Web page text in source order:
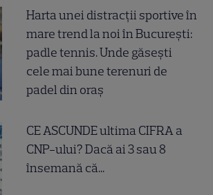
Harta unei distracții sportive în
mare trend la noi în București:
padle tennis. Unde găsești
cele mai bune terenuri de
padel din oraș
CE ASCUNDE ultima CIFRA a
CNP-ului? Dacă ai 3 sau 8
însemană că...